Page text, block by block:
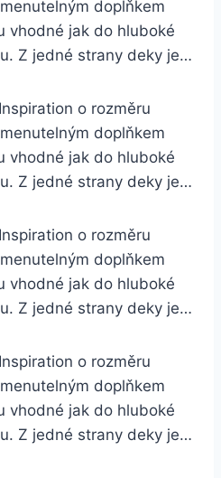
doplňkem
vhodné jak do hluboké
Z jedné strany deky je…
o rozměru
doplňkem
vhodné jak do hluboké
Z jedné strany deky je…
o rozměru
doplňkem
vhodné jak do hluboké
Z jedné strany deky je…
o rozměru
doplňkem
vhodné jak do hluboké
Z jedné strany deky je…